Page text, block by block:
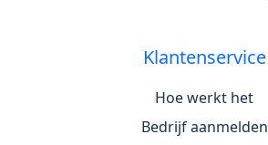
Klantenservice
Hoe werkt het
Bedrijf aanmelden